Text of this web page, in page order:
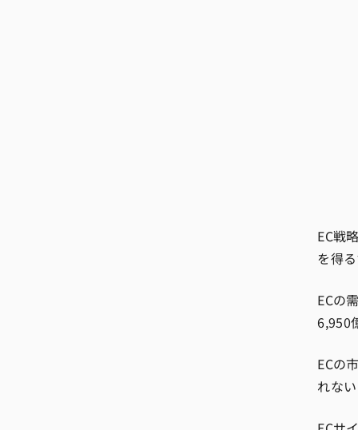
EC戦
を得
ECの
6,950
ECの
れな